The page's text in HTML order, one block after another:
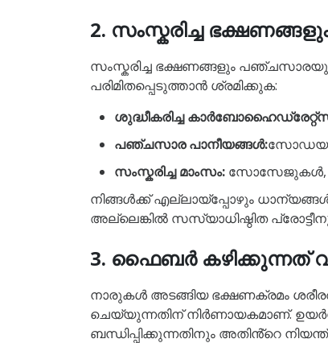
2. സംസ്കരിച്ച
സംസ്കരിച്ച ഭക്ഷണങ്ങളും
പരിമിതപ്പെടുത്താൻ ശ്രമിക്കുക:
ശുദ്ധീകരിച്ച
പഞ്ചസാര പാനീയങ്ങൾ:
സംസ്കരിച്ച മാംസം: സോസേജുകൾ,
നിങ്ങൾക്ക് എല്ലായ്പ്പോഴും
അല്ലെങ്കിൽ സസ്യാധിഷ്ഠിത
3. ഫൈബർ കഴിക്കുന്നത്
നാരുകൾ അടങ്ങിയ ഭക്ഷണക്രമം
ചെയ്യുന്നതിന് നിർണായകമാണ്.
ബന്ധിപ്പിക്കുന്നതിനും അതിൻ്റെ